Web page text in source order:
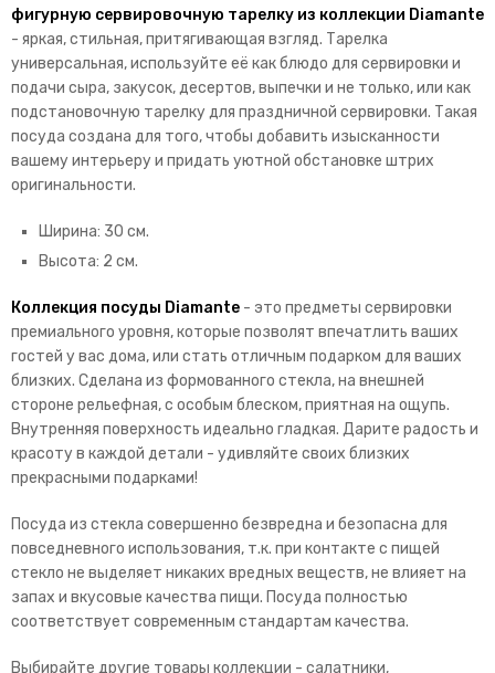
фигурную сервировочную тарелку из коллекции Diamante
- яркая, стильная, притягивающая взгляд. Тарелка
универсальная, используйте её как блюдо для сервировки и
подачи сыра, закусок, десертов, выпечки и не только, или как
подстановочную тарелку для праздничной сервировки. Такая
посуда создана для того, чтобы добавить изысканности
вашему интерьеру и придать уютной обстановке штрих
оригинальности.
Ширина: 30 см.
Высота: 2 см.
Коллекция посуды Diamante - это предметы сервировки
премиального уровня, которые позволят впечатлить ваших
гостей у вас дома, или стать отличным подарком для ваших
близких. Сделана из формованного стекла, на внешней
стороне рельефная, с особым блеском, приятная на ощупь.
Внутренняя поверхность идеально гладкая. Дарите радость и
красоту в каждой детали - удивляйте своих близких
прекрасными подарками!
Посуда из стекла совершенно безвредна и безопасна для
повседневного использования, т.к. при контакте с пищей
стекло не выделяет никаких вредных веществ, не влияет на
запах и вкусовые качества пищи. Посуда полностью
соответствует современным стандартам качества.
Выбирайте другие товары коллекции - салатники,